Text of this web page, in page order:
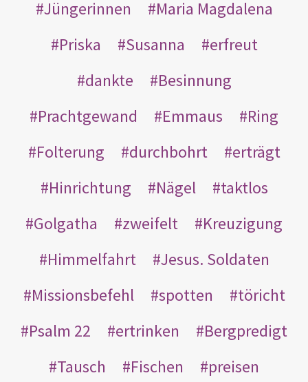
Jüngerinnen
Maria Magdalena
Priska
Susanna
erfreut
dankte
Besinnung
Prachtgewand
Emmaus
Ring
Folterung
durchbohrt
erträgt
Hinrichtung
Nägel
taktlos
Golgatha
zweifelt
Kreuzigung
Himmelfahrt
Jesus. Soldaten
Missionsbefehl
spotten
töricht
Psalm 22
ertrinken
Bergpredigt
Tausch
Fischen
preisen